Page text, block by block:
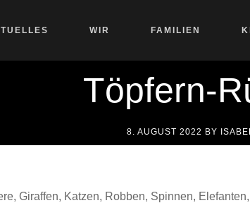
WIR FAMILIEN
Töpfern-
8. AUGUST 2022 BY
Giraffen, Katzen, Robben, Spinnen,